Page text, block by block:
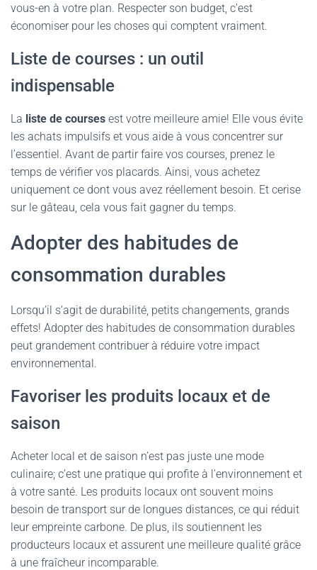
vous-en à votre plan. Respecter son budget, c’est
économiser pour les choses qui comptent vraiment.
Liste de courses : un outil
indispensable
La liste de courses est votre meilleure amie! Elle vous évite
les achats impulsifs et vous aide à vous concentrer sur
l’essentiel. Avant de partir faire vos courses, prenez le
temps de vérifier vos placards. Ainsi, vous achetez
uniquement ce dont vous avez réellement besoin. Et cerise
sur le gâteau, cela vous fait gagner du temps.
Adopter des habitudes de
consommation durables
Lorsqu’il s’agit de durabilité, petits changements, grands
effets! Adopter des habitudes de consommation durables
peut grandement contribuer à réduire votre impact
environnemental.
Favoriser les produits locaux et de
saison
Acheter local et de saison n’est pas juste une mode
culinaire; c’est une pratique qui profite à l’environnement et
à votre santé. Les produits locaux ont souvent moins
besoin de transport sur de longues distances, ce qui réduit
leur empreinte carbone. De plus, ils soutiennent les
producteurs locaux et assurent une meilleure qualité grâce
à une fraîcheur incomparable.